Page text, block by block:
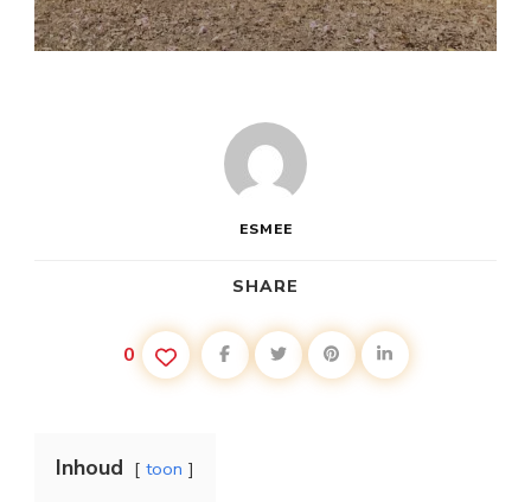
ESMEE
SHARE
0
Inhoud toon